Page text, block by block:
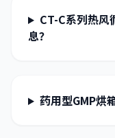
CT-C系列热风
息？
药用型GMP烘